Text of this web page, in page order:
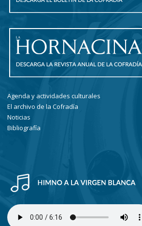
Agenda y actividades culturales
El archivo de la Cofradía
Noticias
Bibliografía